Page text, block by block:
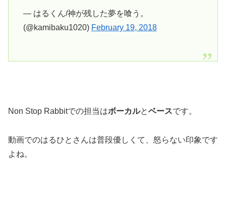
— はるくん/神が残した夢を喰う。
(@kamibaku1020) February 19, 2018
Non Stop Rabbitでの担当はボーカルとベースです。
動画でのはるひとさんは普段優しくて、怒らない印象です
よね。